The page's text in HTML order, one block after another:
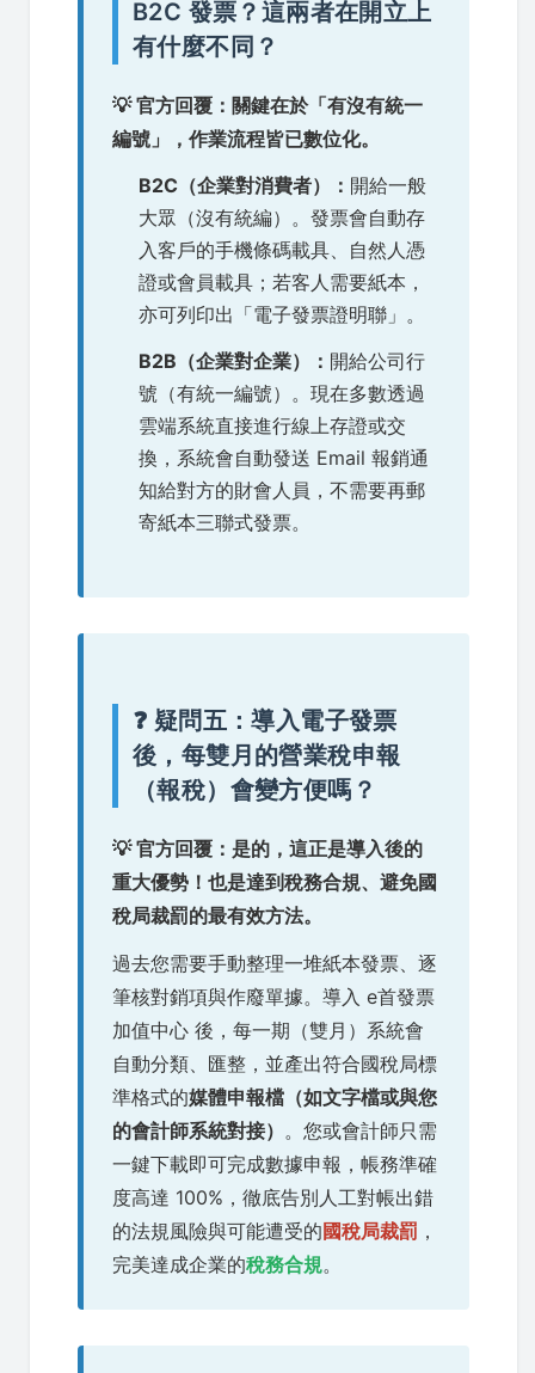
B2C 發票？這兩者在開立上
有什麼不同？
💡 官方回覆：關鍵在於「有沒有統一
編號」，作業流程皆已數位化。
B2C（企業對消費者）： 開給一般
大眾（沒有統編）。發票會自動存
入客戶的手機條碼載具、自然人憑
證或會員載具；若客人需要紙本，
亦可列印出「電子發票證明聯」。
B2B（企業對企業）： 開給公司行
號（有統一編號）。現在多數透過
雲端系統直接進行線上存證或交
換，系統會自動發送 Email 報銷通
知給對方的財會人員，不需要再郵
寄紙本三聯式發票。
❓ 疑問五：導入電子發票
後，每雙月的營業稅申報
（報稅）會變方便嗎？
💡 官方回覆：是的，這正是導入後的
重大優勢！也是達到稅務合規、避免國
稅局裁罰的最有效方法。
過去您需要手動整理一堆紙本發票、逐
筆核對銷項與作廢單據。導入 e首發票
加值中心 後，每一期（雙月）系統會
自動分類、匯整，並產出符合國稅局標
準格式的媒體申報檔（如文字檔或與您
的會計師系統對接） 。您或會計師只需
一鍵下載即可完成數據申報，帳務準確
度高達 100%，徹底告別人工對帳出錯
的法規風險與可能遭受的國稅局裁罰 ，
完美達成企業的稅務合規。